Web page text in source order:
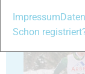
Impressum
Schon